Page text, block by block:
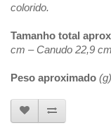
colorido.
Tamanho total
cm – Canudo 22,9 cm
Peso aproximado